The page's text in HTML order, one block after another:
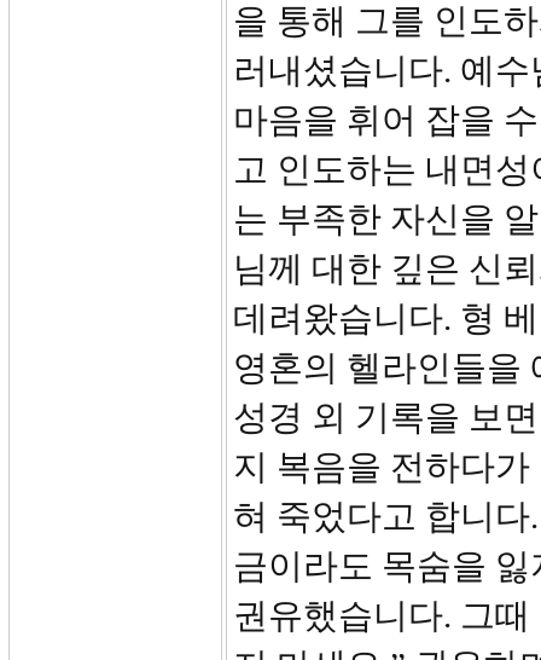
을 통해 그를 인도
러내셨습니다. 예
마음을 휘어 잡을
고 인도하는 내면
는 부족한 자신을
님께 대한 깊은 신
데려왔습니다. 형
영혼의 헬라인들을
성경 외 기록을 보
지 복음을 전하다
혀 죽었다고 합니
금이라도 목숨을
권유했습니다. 그